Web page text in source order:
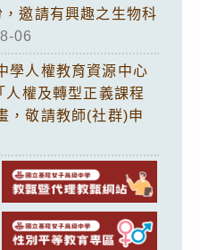
邀請有興趣之生物科
06
學人權教育資源中心
權及轉型正義課程
，敬請教師(社群)申